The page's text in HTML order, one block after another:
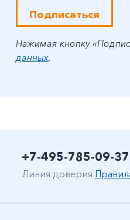
Подписаться
Нажимая кнопку
данных.
+7-495-785-09-37
Линия доверия